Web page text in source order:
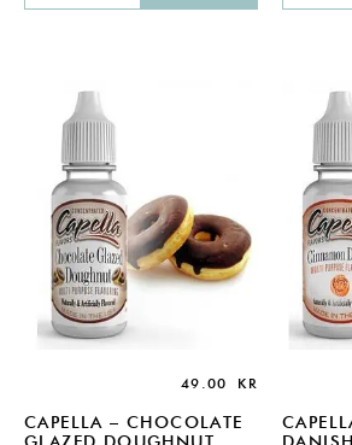
49.00 KR
CAPELLA – CHOCOLATE